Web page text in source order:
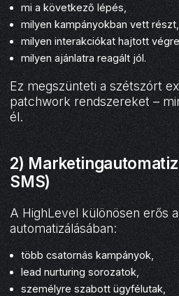
mi a következő lépés,
milyen kampányokban vett részt,
milyen interakciókat hajtott végre,
milyen ajánlatra reagált jól.
Ez megszünteti a szétszórt
patchwork rendszereket –
él.
2)
SMS)
A HighLevel különösen erős
automatizálásában:
több csatornás kampányok,
lead nurturing sorozatok,
személyre szabott ügyfélutak,